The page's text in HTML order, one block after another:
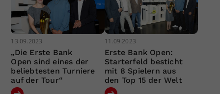
13.09.2023
„Die Erste Bank
Open sind eines der
beliebtesten Turniere
auf der Tour“
11.09.2023
Erste Bank Open:
Starterfeld besticht
mit 8 Spielern aus
den Top 15 der Welt